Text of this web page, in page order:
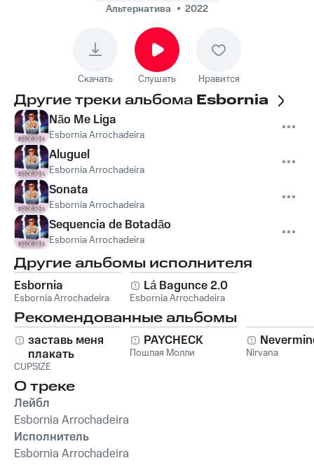
Альтернатива
2022
Скачать Слушать Нравится
Другие треки альбома Esbornia
Não Me Liga
Esbornia Arrochadeira
Aluguel
Esbornia Arrochadeira
Sonata
Esbornia Arrochadeira
Sequencia de Botadão
Esbornia Arrochadeira
Другие альбомы исполнителя
Esbornia
Esbornia Arrochadeira
Lá Bagunce 2.0
Esbornia Arrochadeira
Рекомендованные альбомы
заставь меня
плакать
CUPSIZE
PAYCHECK
Пошлая Молли Nirvana
О треке
Лейбл
Esbornia Arrochadeira
Исполнитель
Esbornia Arrochadeira